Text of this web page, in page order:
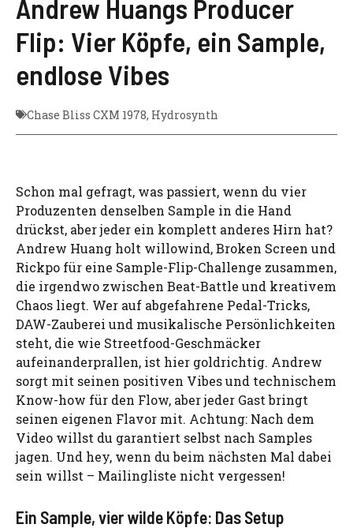
Andrew Huangs Producer
Flip: Vier Köpfe, ein Sample,
endlose Vibes
Chase Bliss CXM 1978, Hydrosynth
Schon mal gefragt, was passiert, wenn du vier
Produzenten denselben Sample in die Hand
drückst, aber jeder ein komplett anderes Hirn hat?
Andrew Huang holt willowind, Broken Screen und
Rickpo für eine Sample-Flip-Challenge zusammen,
die irgendwo zwischen Beat-Battle und kreativem
Chaos liegt. Wer auf abgefahrene Pedal-Tricks,
DAW-Zauberei und musikalische Persönlichkeiten
steht, die wie Streetfood-Geschmäcker
aufeinanderprallen, ist hier goldrichtig. Andrew
sorgt mit seinen positiven Vibes und technischem
Know-how für den Flow, aber jeder Gast bringt
seinen eigenen Flavor mit. Achtung: Nach dem
Video willst du garantiert selbst nach Samples
jagen. Und hey, wenn du beim nächsten Mal dabei
sein willst – Mailingliste nicht vergessen!
Ein Sample, vier wilde Köpfe: Das Setup